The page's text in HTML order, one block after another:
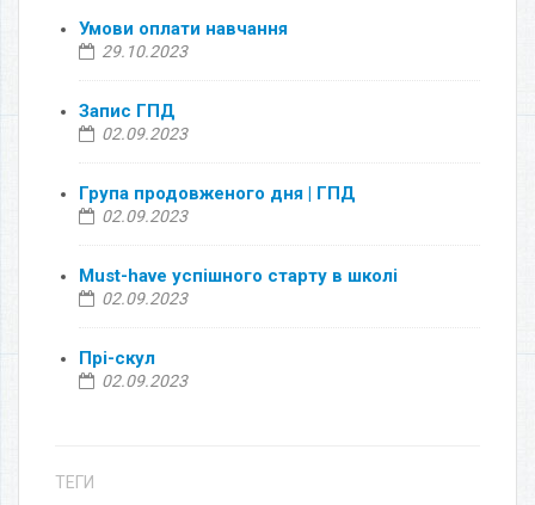
Умови оплати навчання
29.10.2023
Запис ГПД
02.09.2023
Група продовженого дня | ГПД
02.09.2023
Must-have успішного старту в школі
02.09.2023
Прі-скул
02.09.2023
ТЕГИ